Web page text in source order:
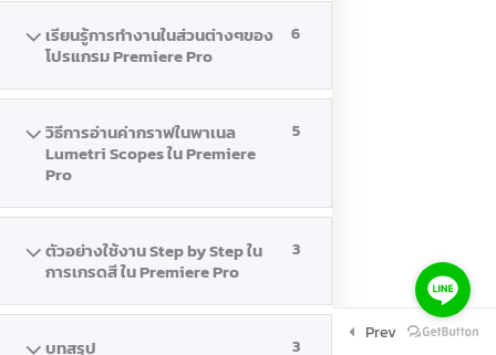
เรียนรู้การทำงานในส่วนต่างๆของ
โปรแกรม Premiere Pro
6
วิธีการอ่านค่ากราฟในพาเนล
Lumetri Scopes ใน Premiere
Pro
5
ตัวอย่างใช้งาน Step by Step ใน
การเกรดสี ใน Premiere Pro
3
บทสรุป 3
Prev